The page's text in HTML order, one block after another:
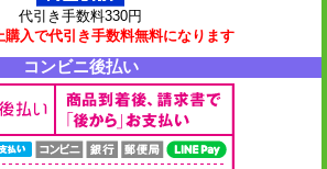
代引き手数料330円
購入で代引き手数料無料になります
コンビニ後払い